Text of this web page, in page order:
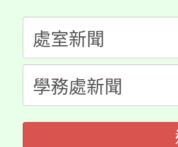
半價優惠，
者。
份教師增能研
大溪自造教
份教師研習
淨零綠生活
會
115年食農教
程